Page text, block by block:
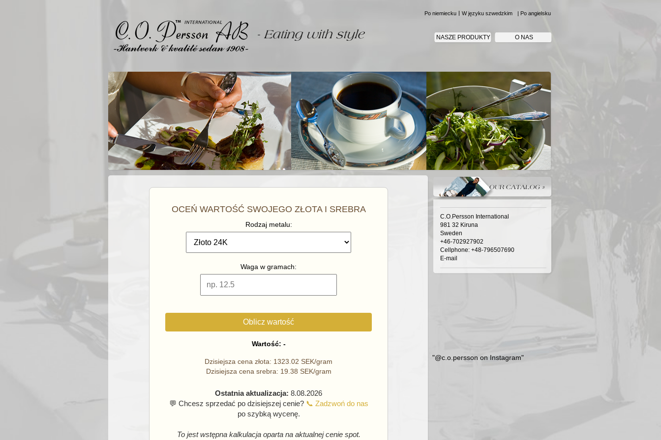
Po niemiecku W języku szwedzkim | Po angielsku
NASZE PRODUKTY O NAS
OCEŃ WARTOŚĆ SWOJEGO ZŁOTA I SREBRA
Rodzaj metalu:
Waga w gramach:
Oblicz wartość
Wartość: -
Dzisiejsza cena złota: 1323.02 SEK/gram
Dzisiejsza cena srebra: 19.38 SEK/gram
Ostatnia aktualizacja: 8.08.2026
💬 Chcesz sprzedać po dzisiejszej cenie? 📞 Zadzwoń do nas
po szybką wycenę.
To jest wstępna kalkulacja oparta na aktualnej cenie spot.
C.O.Persson International
981 32 Kiruna
Sweden
+46-702927902
Cellphone: +48-796507690
E-mail
"@c.o.persson on Instagram"